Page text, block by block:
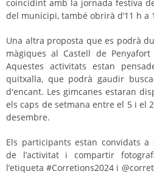
coincidint amb la jornada festiva
del municipi, també obrirà d’11 h a
Una altra proposta que es podrà
màgiques al Castell de
Aquestes activitats estan
quitxalla, que podrà gaudir
d'encant. Les gimcanes estaran
els caps de setmana entre el 5 i el
desembre.
Els participants estan convidats
de l’activitat i compartir
l’etiqueta #Corretions2024 i